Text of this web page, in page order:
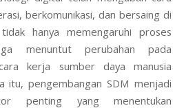
berkomunikasi, dan bersaing di
hanya memengaruhi proses
menuntut perubahan pada
kerja sumber daya manusia
itu, pengembangan SDM menjadi
penting yang menentukan